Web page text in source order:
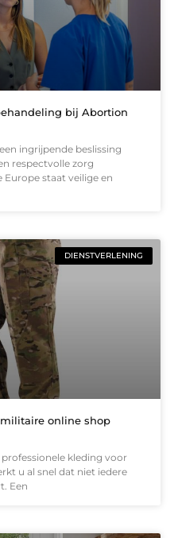
bij Abortion
ingrijpende beslissing
respectvolle zorg
Europe staat veilige en
DIENSTVERLENING
online shop
kleding voor
u al snel dat niet iedere
Een